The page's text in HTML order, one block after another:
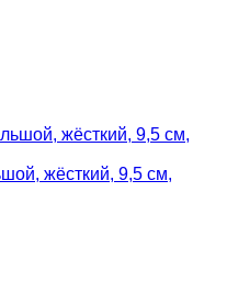
жёсткий, 9,5 см,